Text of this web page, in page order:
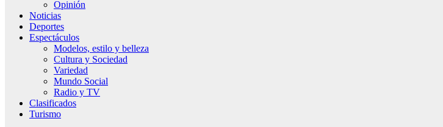
Opinión
Noticias
Deportes
Espectáculos
Modelos, estilo y belleza
Cultura y Sociedad
Variedad
Mundo Social
Radio y TV
Clasificados
Turismo